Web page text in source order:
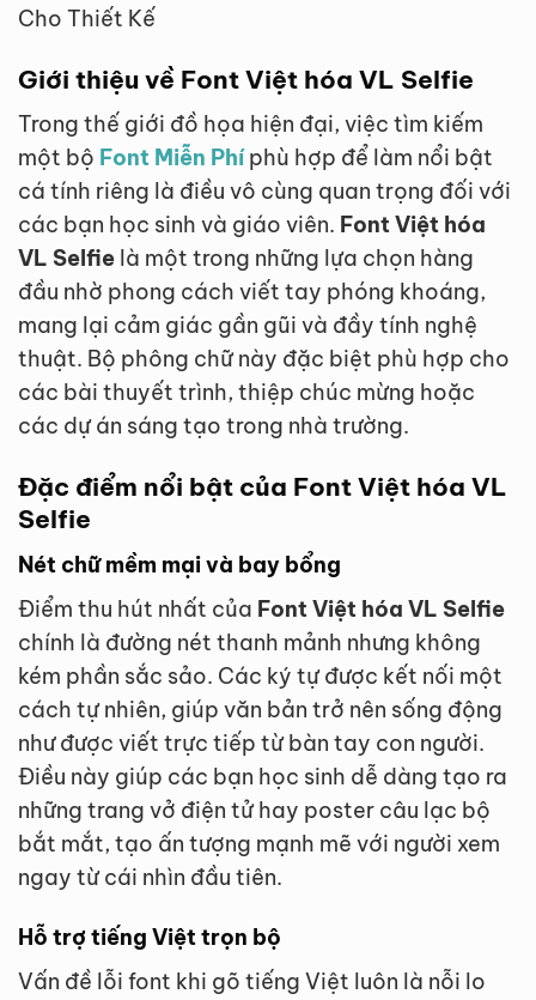
Cho Thiết Kế
Giới thiệu về Font Việt hóa VL Selfie
Trong thế giới đồ họa hiện đại, việc tìm kiếm
một bộ Font Miễn Phíphù hợp để làm nổi bật
cá tính riêng là điều vô cùng quan trọng đối với
các bạn học sinh và giáo viên. Font Việt hóa
VL Selfie là một trong những lựa chọn hàng
đầu nhờ phong cách viết tay phóng khoáng,
mang lại cảm giác gần gũi và đầy tính nghệ
thuật. Bộ phông chữ này đặc biệt phù hợp cho
các bài thuyết trình, thiệp chúc mừng hoặc
các dự án sáng tạo trong nhà trường.
Đặc điểm nổi bật của Font Việt hóa VL
Selfie
Nét chữ mềm mại và bay bổng
Điểm thu hút nhất của Font Việt hóa VL Selfie
chính là đường nét thanh mảnh nhưng không
kém phần sắc sảo. Các ký tự được kết nối một
cách tự nhiên, giúp văn bản trở nên sống động
như được viết trực tiếp từ bàn tay con người.
Điều này giúp các bạn học sinh dễ dàng tạo ra
những trang vở điện tử hay poster câu lạc bộ
bắt mắt, tạo ấn tượng mạnh mẽ với người xem
ngay từ cái nhìn đầu tiên.
Hỗ trợ tiếng Việt trọn bộ
Vấn đề lỗi font khi gõ tiếng Việt luôn là nỗi lo